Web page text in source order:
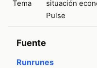
Tema
situación
Pulse
Fuente
Runrunes